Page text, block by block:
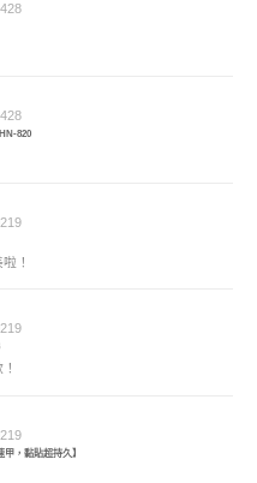
820
！
，黏貼超持久】